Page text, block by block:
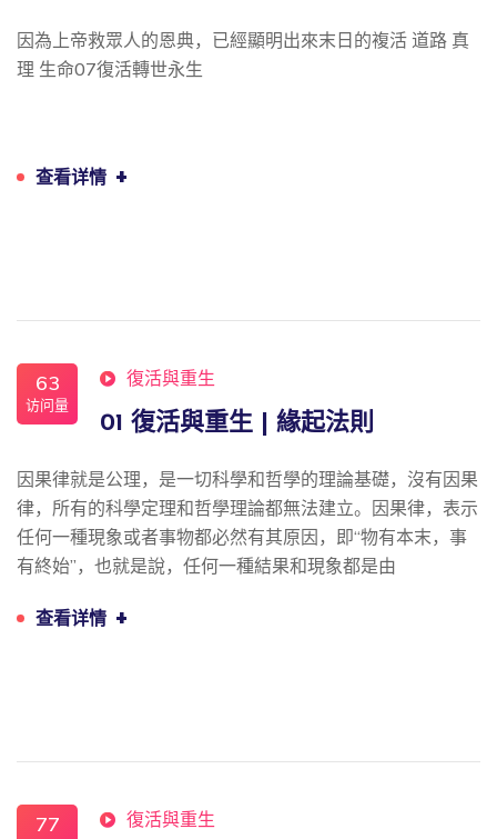
因為上帝救眾人的恩典，已經顯明出來末日的複活 道路 真
理 生命07復活轉世永生
查看详情 +
63
访问量
復活與重生
01 復活與重生 | 緣起法則
因果律就是公理，是一切科學和哲學的理論基礎，沒有因果
律，所有的科學定理和哲學理論都無法建立。因果律，表示
任何一種現象或者事物都必然有其原因，即“物有本末，事
有終始”，也就是說，任何一種結果和現象都是由
查看详情 +
77 復活與重生